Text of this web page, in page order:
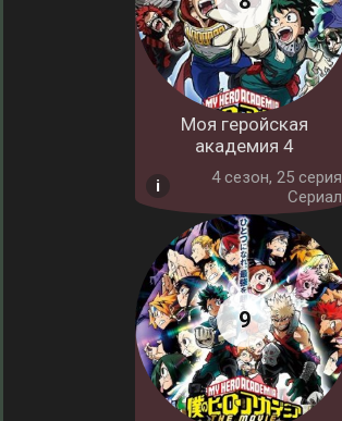
Моя геройская
академия 4
4 cезон, 25 серия
Сериал